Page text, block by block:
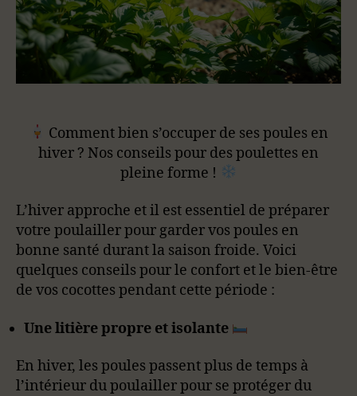
Comment bien s’occuper de ses poules en
hiver ? Nos conseils pour des poulettes en
pleine forme !
L’hiver approche et il est essentiel de préparer
votre poulailler pour garder vos poules en
bonne santé durant la saison froide. Voici
quelques conseils pour le confort et le bien-être
de vos cocottes pendant cette période :
Une litière propre et isolante
En hiver, les poules passent plus de temps à
l’intérieur du poulailler pour se protéger du